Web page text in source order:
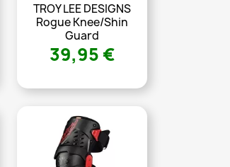
TROY LEE DESIGNS
Rogue Knee/Shin
Guard
39,95 €